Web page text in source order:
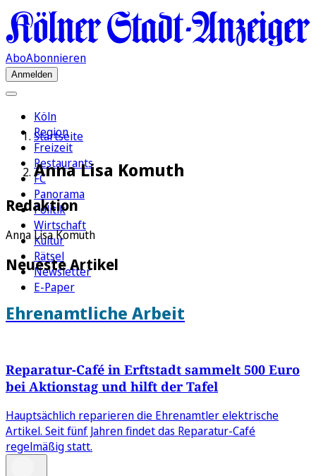
AboAbonnieren
Anmelden
Köln
Region
Freizeit
Restaurants
FC
Panorama
Politik
Wirtschaft
Kultur
Rätsel
Newsletter
E-Paper
Startseite
Anna Lisa Komuth
Redaktion
Anna Lisa Komuth
Neueste Artikel
Ehrenamtliche Arbeit
Reparatur-Café in Erftstadt sammelt 500 Euro
bei Aktionstag und hilft der Tafel
Hauptsächlich reparieren die Ehrenamtler elektrische
Artikel. Seit fünf Jahren findet das Reparatur-Café
regelmäßig statt.